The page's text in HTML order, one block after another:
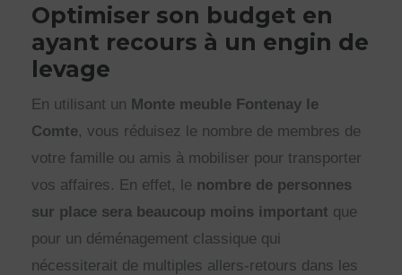
Optimiser son budget en
ayant recours à un engin de
levage
En utilisant un Monte meuble Fontenay le
Comte, vous réduisez le nombre de membres de
votre famille ou amis à mobiliser pour transporter
vos affaires. En effet, le nombre de personnes
sur place sera beaucoup moins important que
pour un déménagement classique qui
nécessiterait de multiples allers-retours dans les